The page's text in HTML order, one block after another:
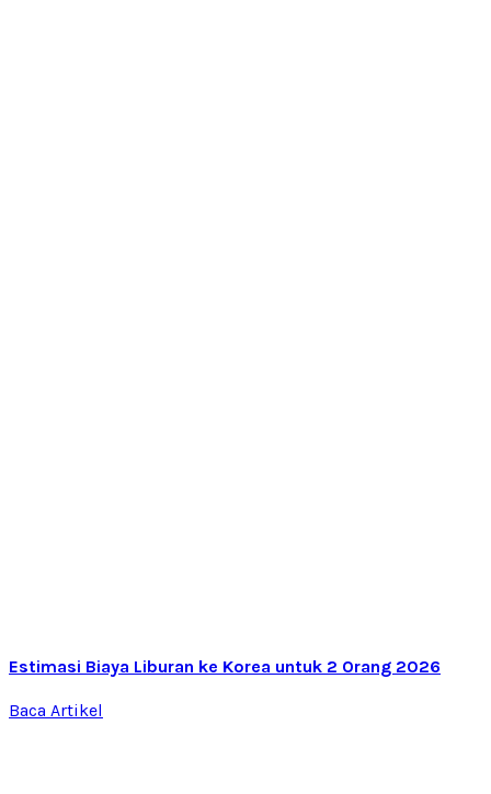
Estimasi Biaya Liburan ke Korea untuk 2 Orang 2026
Baca Artikel